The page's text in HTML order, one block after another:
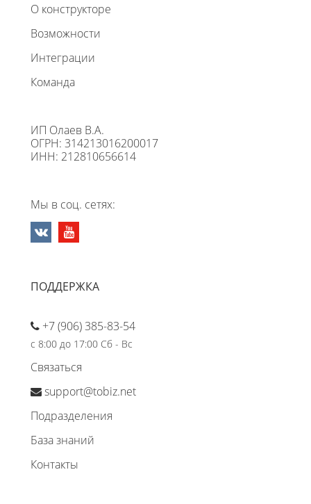
О конструкторе
Возможности
Интеграции
Команда
ИП Олаев В.А.
ОГРН: 314213016200017
ИНН: 212810656614
Мы в соц. сетях:
ПОДДЕРЖКА
+7 (906) 385-83-54
с 8:00 до 17:00 Сб - Вс
Связаться
support@tobiz.net
Подразделения
База знаний
Контакты